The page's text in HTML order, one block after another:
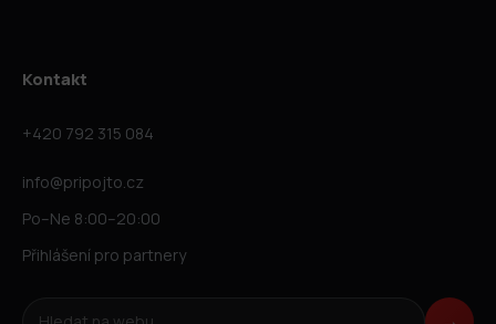
Kontakt
+420 792 315 084
info@pripojto.cz
Po–Ne 8:00–20:00
Přihlášení pro partnery
Hledat na webu